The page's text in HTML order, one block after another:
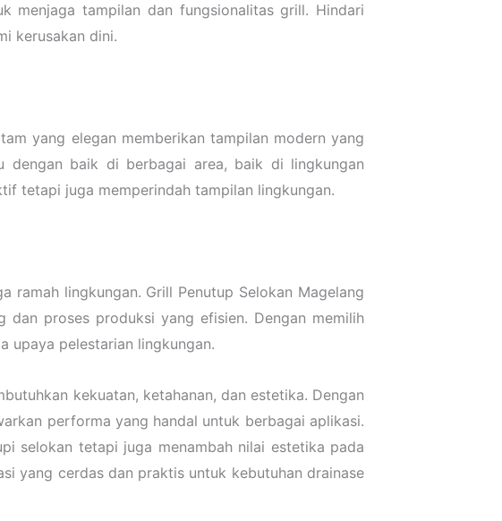
menjaga tampilan dan fungsionalitas grill. Hindari
kerusakan dini.
yang elegan memberikan tampilan modern yang
dengan baik di berbagai area, baik di lingkungan
tetapi juga memperindah tampilan lingkungan.
lingkungan. Grill Penutup Selokan Magelang
dan proses produksi yang efisien. Dengan memilih
upaya pelestarian lingkungan.
kekuatan, ketahanan, dan estetika. Dengan
performa yang handal untuk berbagai aplikasi.
selokan tetapi juga menambah nilai estetika pada
yang cerdas dan praktis untuk kebutuhan drainase